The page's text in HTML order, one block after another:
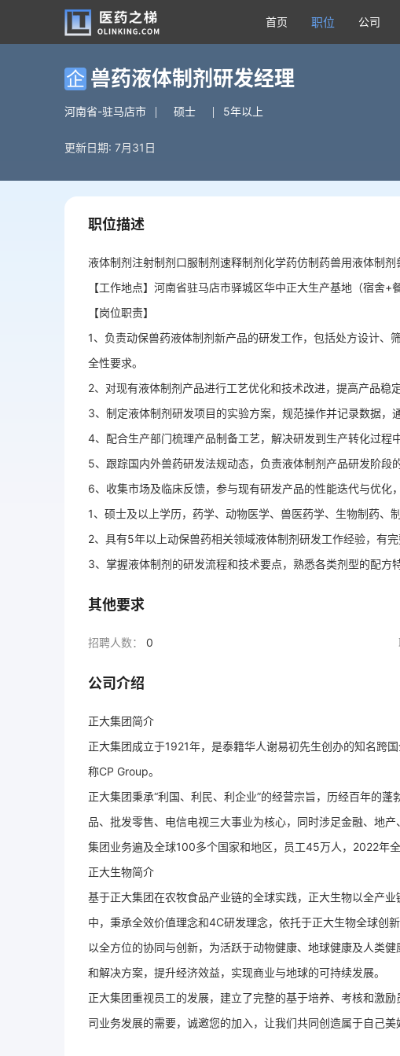
首页 职位 公司
企 兽药液体制剂研发经理
河南省-驻马店市 硕士 5年以上
更新日期: 7月31日
职位描述
液体制剂注射制剂口服制剂速释制剂化学药仿制药兽用液体制
【工作地点】河南省驻马店市驿城区华中正大生产基地（宿舍+餐
【岗位职责】
1、负责动保兽药液体制剂新产品的研发工作，包括处方设计
全性要求。
2、对现有液体制剂产品进行工艺优化和技术改进，提高产品稳
3、制定液体制剂研发项目的实验方案，规范操作并记录数据，
4、配合生产部门梳理产品制备工艺，解决研发到生产转化过程
5、跟踪国内外兽药研发法规动态，负责液体制剂产品研发阶段
6、收集市场及临床反馈，参与现有研发产品的性能迭代与优化
1、硕士及以上学历，药学、动物医学、兽医药学、生物制药、
2、具有5年以上动保兽药相关领域液体制剂研发工作经验，有
3、掌握液体制剂的研发流程和技术要点，熟悉各类剂型的配方
其他要求
招聘人数： 0
公司介绍
正大集团简介
正大集团成立于1921年，是泰籍华人谢易初先生创办的知名跨
称CP Group。
正大集团秉承“利国、利民、利企业”的经营宗旨，历经百年的
品、批发零售、电信电视三大事业为核心，同时涉足金融、地
集团业务遍及全球100多个国家和地区，员工45万人，2022年
正大生物简介
基于正大集团在农牧食品产业链的全球实践，正大生物以全产
中，秉承全效价值理念和4C研发理念，依托于正大生物全球创
以全方位的协同与创新，为活跃于动物健康、地球健康及人类
和解决方案，提升经济效益，实现商业与地球的可持续发展。
正大集团重视员工的发展，建立了完整的基于培养、考核和激
司业务发展的需要，诚邀您的加入，让我们共同创造属于自己美